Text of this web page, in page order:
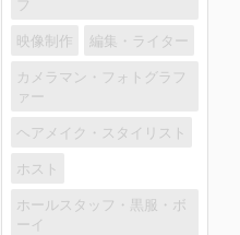
フ
映像制作 編集・ライター
カメラマン・フォトグラフ
ァー
ヘアメイク・スタイリスト
ホスト
ホールスタッフ・黒服・ボ
ーイ